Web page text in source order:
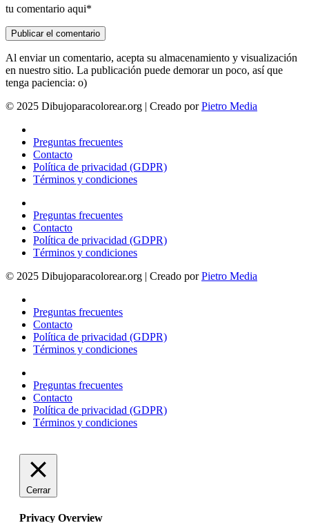
tu comentario aqui*
Al enviar un comentario, acepta su almacenamiento y visualización
en nuestro sitio. La publicación puede demorar un poco, así que
tenga paciencia: o)
© 2025 Dibujoparacolorear.org | Creado porPietro Media
Preguntas frecuentes
Contacto
Política de privacidad (GDPR)
Términos y condiciones
Preguntas frecuentes
Contacto
Política de privacidad (GDPR)
Términos y condiciones
© 2025 Dibujoparacolorear.org | Creado porPietro Media
Preguntas frecuentes
Contacto
Política de privacidad (GDPR)
Términos y condiciones
Preguntas frecuentes
Contacto
Política de privacidad (GDPR)
Términos y condiciones
Cerrar
Privacy Overview